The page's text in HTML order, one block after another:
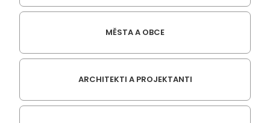
MĚSTA A OBCE
ARCHITEKTI A PROJEKTANTI